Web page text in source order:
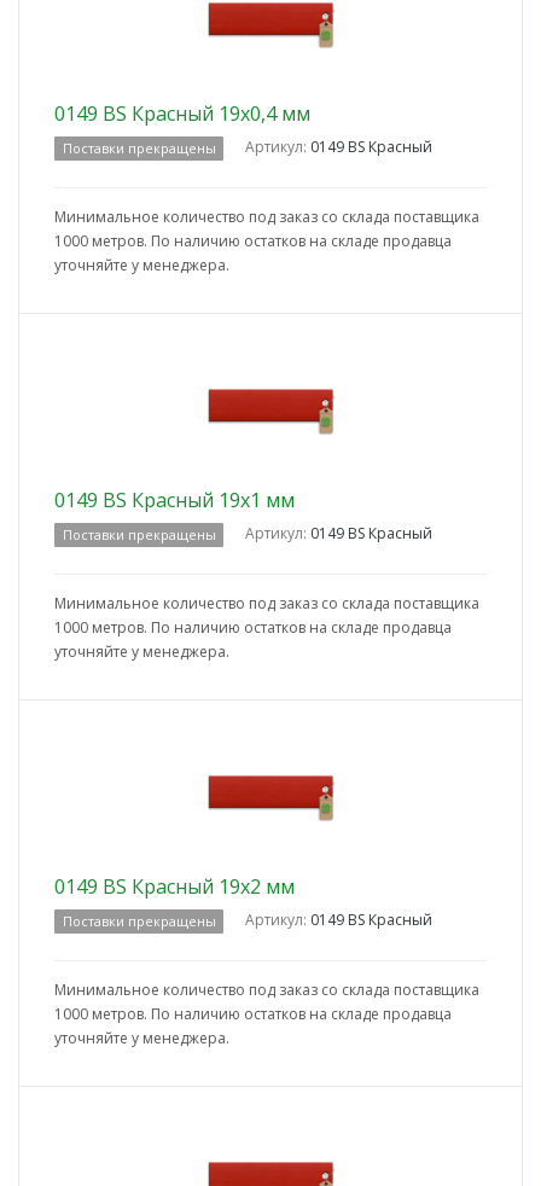
0149 BS Красный 19x0,4 мм
Поставки прекращены Артикул: 0149 BS Красный
Минимальное количество под заказ со склада поставщика
1000 метров. По наличию остатков на складе продавца
уточняйте у менеджера.
0149 BS Красный 19x1 мм
Поставки прекращены Артикул: 0149 BS Красный
Минимальное количество под заказ со склада поставщика
1000 метров. По наличию остатков на складе продавца
уточняйте у менеджера.
0149 BS Красный 19x2 мм
Поставки прекращены Артикул: 0149 BS Красный
Минимальное количество под заказ со склада поставщика
1000 метров. По наличию остатков на складе продавца
уточняйте у менеджера.